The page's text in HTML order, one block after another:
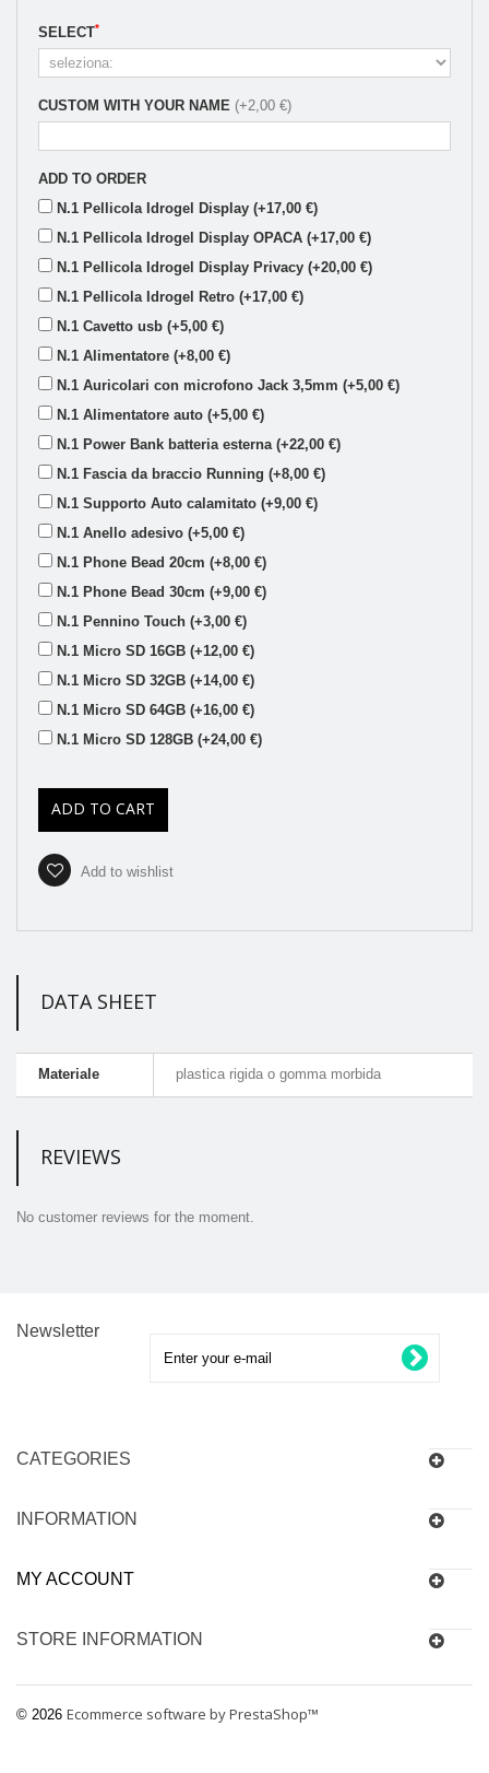
SELECT*
CUSTOM WITH YOUR NAME (+2,00 €)
ADD TO ORDER
N.1 Pellicola Idrogel Display (+17,00 €)
N.1 Pellicola Idrogel Display OPACA (+17,00 €)
N.1 Pellicola Idrogel Display Privacy (+20,00 €)
N.1 Pellicola Idrogel Retro (+17,00 €)
N.1 Cavetto usb (+5,00 €)
N.1 Alimentatore (+8,00 €)
N.1 Auricolari con microfono Jack 3,5mm (+5,00 €)
N.1 Alimentatore auto (+5,00 €)
N.1 Power Bank batteria esterna (+22,00 €)
N.1 Fascia da braccio Running (+8,00 €)
N.1 Supporto Auto calamitato (+9,00 €)
N.1 Anello adesivo (+5,00 €)
N.1 Phone Bead 20cm (+8,00 €)
N.1 Phone Bead 30cm (+9,00 €)
N.1 Pennino Touch (+3,00 €)
N.1 Micro SD 16GB (+12,00 €)
N.1 Micro SD 32GB (+14,00 €)
N.1 Micro SD 64GB (+16,00 €)
N.1 Micro SD 128GB (+24,00 €)
ADD TO CART
Add to wishlist
DATA SHEET
Materiale plastica rigida o gomma morbida
REVIEWS
No customer reviews for the moment.
Newsletter
CATEGORIES
INFORMATION
© 2026 Ecommerce software by PrestaShop™
MY ACCOUNT
STORE INFORMATION